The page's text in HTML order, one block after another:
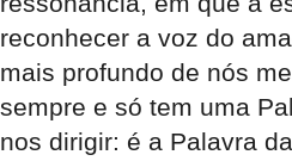
reconhecer a voz do
mais profundo de nós
sempre e só tem uma
nos dirigir: é a Palavra